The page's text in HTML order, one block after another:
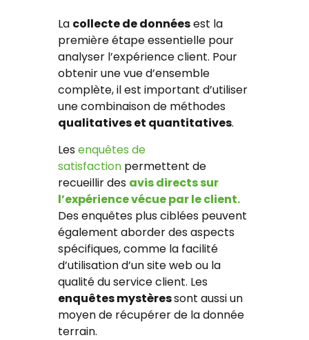
La collecte de donnéesest la
première étape essentielle pour
analyser l’expérience client. Pour
obtenir une vue d’ensemble
complète, il est important d’utiliser
une combinaison de méthodes
qualitatives et quantitatives.
Lesenquêtes de
satisfaction permettent de
recueillir des avis directs sur
l’expérience vécue par le client.
Des enquêtes plus ciblées peuvent
également aborder des aspects
spécifiques, comme la facilité
d’utilisation d’un site web ou la
qualité du service client. Les
enquêtes mystèressont aussi un
moyen de récupérer de la donnée
terrain.